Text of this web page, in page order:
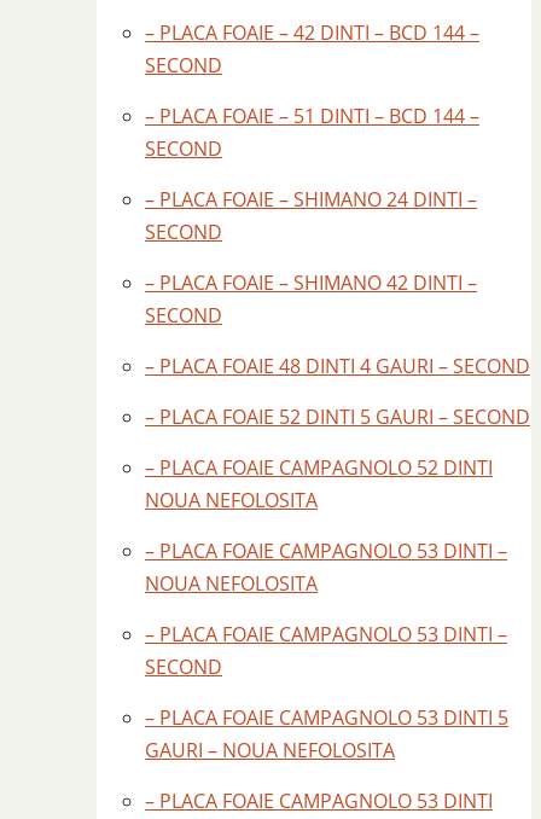
– PLACA FOAIE – 42 DINTI – BCD 144 –
SECOND
– PLACA FOAIE – 51 DINTI – BCD 144 –
SECOND
– PLACA FOAIE – SHIMANO 24 DINTI –
SECOND
– PLACA FOAIE – SHIMANO 42 DINTI –
SECOND
– PLACA FOAIE 48 DINTI 4 GAURI – SECOND
– PLACA FOAIE 52 DINTI 5 GAURI – SECOND
– PLACA FOAIE CAMPAGNOLO 52 DINTI
NOUA NEFOLOSITA
– PLACA FOAIE CAMPAGNOLO 53 DINTI –
NOUA NEFOLOSITA
– PLACA FOAIE CAMPAGNOLO 53 DINTI –
SECOND
– PLACA FOAIE CAMPAGNOLO 53 DINTI 5
GAURI – NOUA NEFOLOSITA
– PLACA FOAIE CAMPAGNOLO 53 DINTI